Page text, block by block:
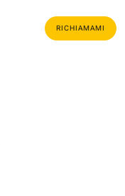
RICHIAMAMI